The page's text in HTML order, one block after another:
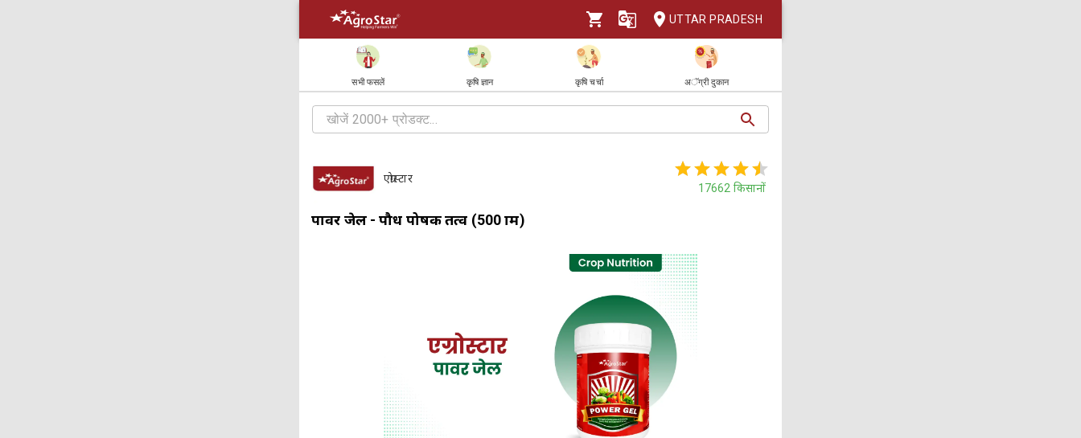
UTTAR PRADESH
सभी फसलें कृषि ज्ञान कृषि चर्चा अॅग्री दुकान
एग्रोस्टार
17662 किसानों
पावर जेल - पौध पोषक तत्व (500 ग्राम)